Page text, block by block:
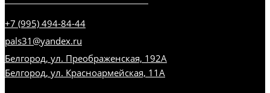
+7 (995) 494-84-44
pals31@yandex.ru
Белгород, ул. Преображенская, 192А
Белгород, ул. Красноармейская, 11А